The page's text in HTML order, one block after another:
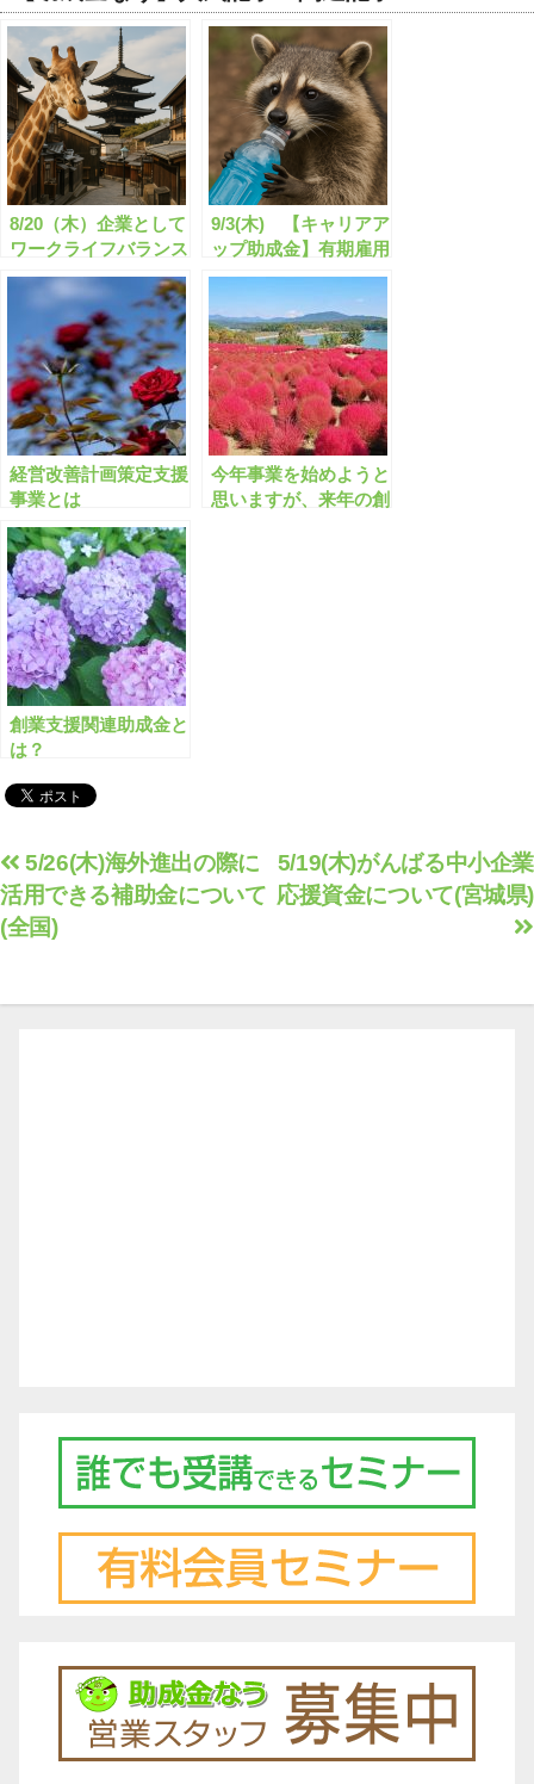
8/20（木）企業として
ワークライフバランス
の推進に取り組みたい
のですが、何か良い助
成金等ありますか？
9/3(木) 【キャリアア
ップ助成金】有期雇用
契約とは？
経営改善計画策定支援
事業とは
今年事業を始めようと
思いますが、来年の創
創業支援関連助成金と
は？
投
稿
ナ
ゲ
5/19(木)がんばる中小企業
応援資金について(宮城県)
5/26(木)海外進出の際に
活用できる補助金について
(全国)